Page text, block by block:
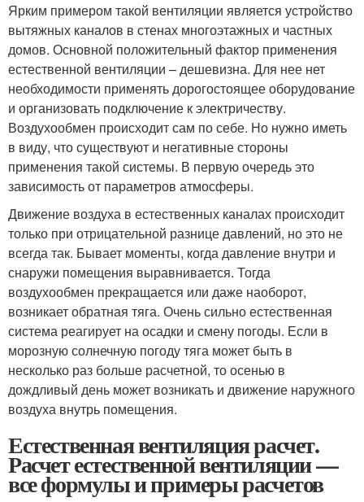
Ярким примером такой вентиляции является устройство
вытяжных каналов в стенах многоэтажных и частных
домов. Основной положительный фактор применения
естественной вентиляции – дешевизна. Для нее нет
необходимости применять дорогостоящее оборудование
и организовать подключение к электричеству.
Воздухообмен происходит сам по себе. Но нужно иметь
в виду, что существуют и негативные стороны
применения такой системы. В первую очередь это
зависимость от параметров атмосферы.
Движение воздуха в естественных каналах происходит
только при отрицательной разнице давлений, но это не
всегда так. Бывает моменты, когда давление внутри и
снаружи помещения выравнивается. Тогда
воздухообмен прекращается или даже наоборот,
возникает обратная тяга. Очень сильно естественная
система реагирует на осадки и смену погоды. Если в
морозную солнечную погоду тяга может быть в
несколько раз больше расчетной, то осенью в
дождливый день может возникать и движение наружного
воздуха внутрь помещения.
Естественная вентиляция расчет.
Расчет естественной вентиляции —
все формулы и примеры расчетов